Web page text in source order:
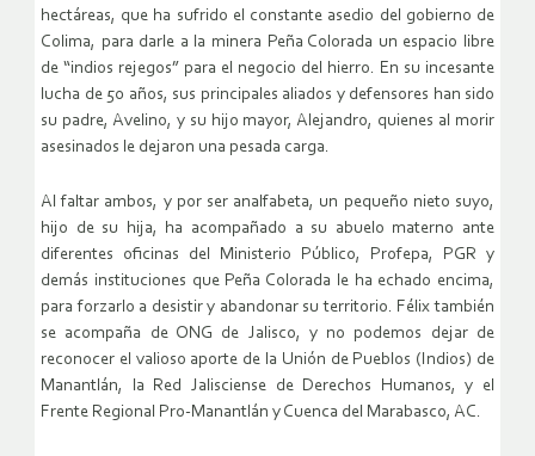
hectáreas, que ha sufrido el constante asedio del gobierno de
Colima, para darle a la minera Peña Colorada un espacio libre
de “indios rejegos” para el negocio del hierro. En su incesante
lucha de 50 años, sus principales aliados y defensores han sido
su padre, Avelino, y su hijo mayor, Alejandro, quienes al morir
asesinados le dejaron una pesada carga.
Al faltar ambos, y por ser analfabeta, un pequeño nieto suyo,
hijo de su hija, ha acompañado a su abuelo materno ante
diferentes oficinas del Ministerio Público, Profepa, PGR y
demás instituciones que Peña Colorada le ha echado encima,
para forzarlo a desistir y abandonar su territorio. Félix también
se acompaña de ONG de Jalisco, y no podemos dejar de
reconocer el valioso aporte de la Unión de Pueblos (Indios) de
Manantlán, la Red Jalisciense de Derechos Humanos, y el
Frente Regional Pro-Manantlán y Cuenca del Marabasco, AC.